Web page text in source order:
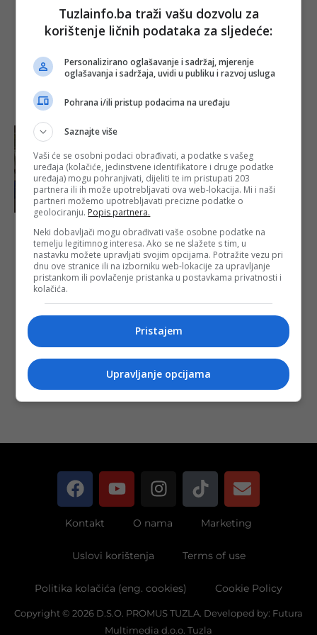
ograničenja
zbog epidemije
morbila?!
2024.
Opširnije
U klupe od 1.
septembra:
Nova školska
godina u TK
počinje uz
nekoliko
novina
Kontakt O nama Marketing
Uslovi korištenja Terms of use
Politika kolačića (eng. cookies) Cookie Policy
Copyright © 2026 D.S.O. PROMUS TUZLA. Developed by: Futura
Multimedia d.o.o. Tuzla
Tuzlainfo.ba traži vašu dozvolu za
korištenje ličnih podataka za sljedeće:
Personalizirano oglašavanje i sadržaj, mjerenje
oglašavanja i sadržaja, uvidi u publiku i razvoj usluga
Pohrana i/ili pristup podacima na uređaju
Saznajte više
Vaši će se osobni podaci obrađivati, a podatke s vašeg
uređaja (kolačiće, jedinstvene identifikatore i druge podatke
uređaja) mogu pohranjivati, dijeliti te im pristupati 203
partnera ili ih može upotrebljavati ova web-lokacija. Mi i naši
partneri možemo upotrebljavati precizne podatke o
geolociranju. Popis partnera.
Neki dobavljači mogu obrađivati vaše osobne podatke na
temelju legitimnog interesa. Ako se ne slažete s tim, u
nastavku možete upravljati svojim opcijama. Potražite vezu pri
dnu ove stranice ili na izborniku web-lokacije za upravljanje
pristankom ili povlačenje pristanka u postavkama privatnosti i
kolačića.
Pristajem
Upravljanje opcijama